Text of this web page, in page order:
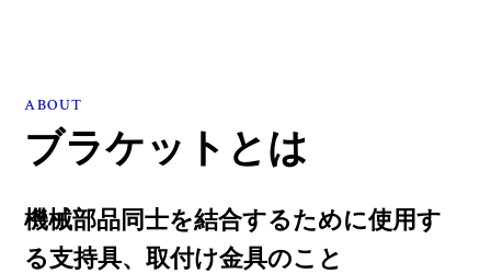
ABOUT
ブラケットとは
機械部品同士を結合するために使用す
る支持具、取付け金具のこと